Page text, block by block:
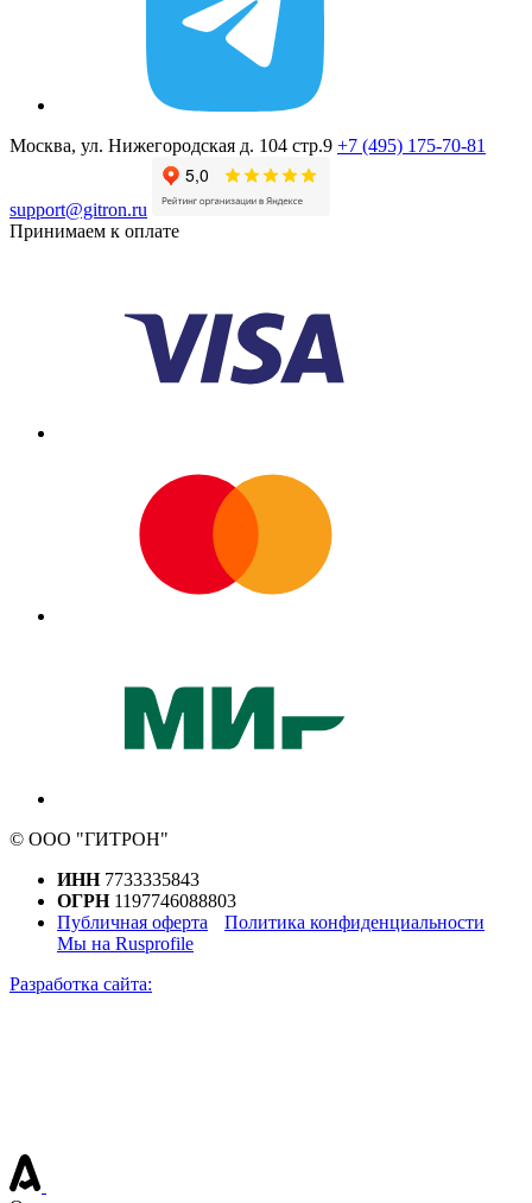
Москва, ул. Нижегородская д. 104 стр.9 +7 (495) 175-70-81
support@gitron.ru
Принимаем к оплате
© ООО "ГИТРОН"
ИНН7733335843
ОГРН1197746088803
Публичная оферта
Политика конфиденциальности
Мы на Rusprofile
Разработка сайта: